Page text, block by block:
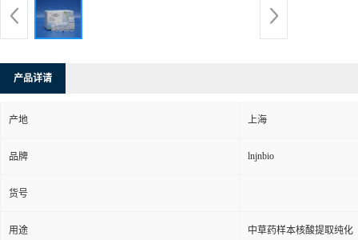
产品详请
产地 上海
品牌 lnjnbio
货号
用途 中草药样本核酸提取纯化